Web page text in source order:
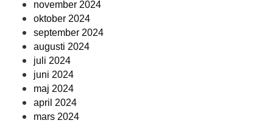
november 2024
oktober 2024
september 2024
augusti 2024
juli 2024
juni 2024
maj 2024
april 2024
mars 2024